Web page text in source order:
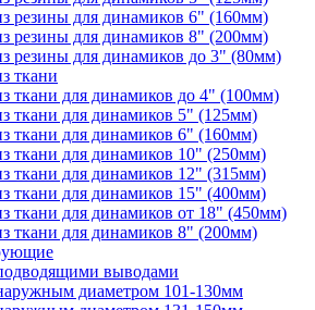
резины для динамиков 6" (160мм)
резины для динамиков 8" (200мм)
резины для динамиков до 3" (80мм)
ткани
ткани для динамиков до 4" (100мм)
ткани для динамиков 5" (125мм)
ткани для динамиков 6" (160мм)
ткани для динамиков 10" (250мм)
ткани для динамиков 12" (315мм)
ткани для динамиков 15" (400мм)
ткани для динамиков от 18" (450мм)
ткани для динамиков 8" (200мм)
выводами
диаметром 101-130мм